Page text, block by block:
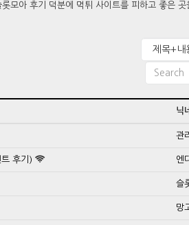
모아 후기 덕분에 먹튀 사이트를 피하고 좋은
닉
관
후기) 엔
슬
망